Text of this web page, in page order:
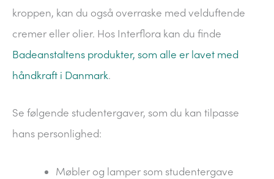
kroppen, kan du også overraske med velduftende
cremer eller olier. Hos Interflora kan du finde
Badeanstaltens produkter, som alle er lavet med
håndkraft i Danmark.
Se følgende studentergaver, som du kan tilpasse
hans personlighed:
Møbler og lamper som studentergave